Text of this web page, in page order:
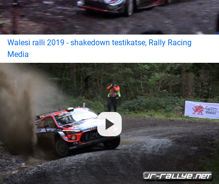
Walesi ralli 2019 - shakedown testikatse, Rally Racing
Media